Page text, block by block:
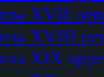
XVII
XVIII
XIX